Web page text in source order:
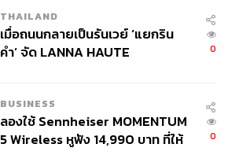
THAILAND
เมื่อถนนกลายเป็นรันเวย์ ‘แยกริน
คำ’ จัด LANNA HAUTE
0
BUSINESS
ลองใช้ Sennheiser MOMENTUM
5 Wireless หูฟัง 14,990 บาท ที่ให้
0